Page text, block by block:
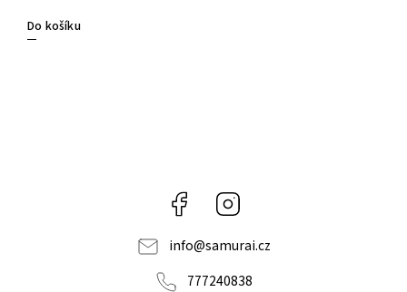
Do košíku
Facebook
info@samurai.cz
777240838